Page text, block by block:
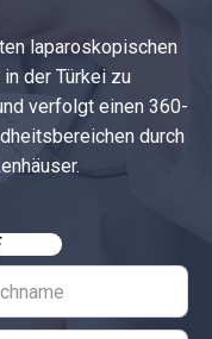
laparoskopischen
der Türkei zu
verfolgt einen 360-
durch